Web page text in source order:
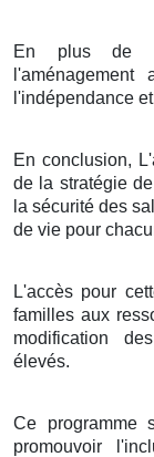
En plus de
l'indépendance
En conclusion,
de la stratégie
la sécurité des
de vie pour
L'accès pour
familles aux
modification
élevés.
Ce programme
promouvoir